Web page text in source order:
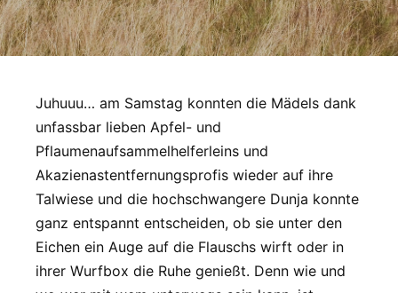
Juhuuu… am Samstag konnten die Mädels dank
unfassbar lieben Apfel- und
Pflaumenaufsammelhelferleins und
Akazienastentfernungsprofis wieder auf ihre
Talwiese und die hochschwangere Dunja konnte
ganz entspannt entscheiden, ob sie unter den
Eichen ein Auge auf die Flauschs wirft oder in
ihrer Wurfbox die Ruhe genießt. Denn wie und